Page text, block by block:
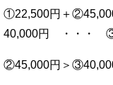
①22,500円＋
40,000円 ・・・
②45,000円＞